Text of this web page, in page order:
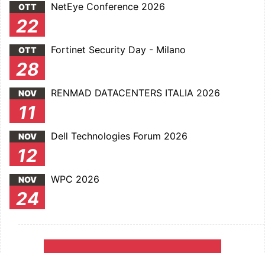
OTT
22
NetEye Conference 2026
OTT
28
Fortinet Security Day - Milano
NOV
11
RENMAD DATACENTERS ITALIA 2026
NOV
12
Dell Technologies Forum 2026
NOV
24
WPC 2026